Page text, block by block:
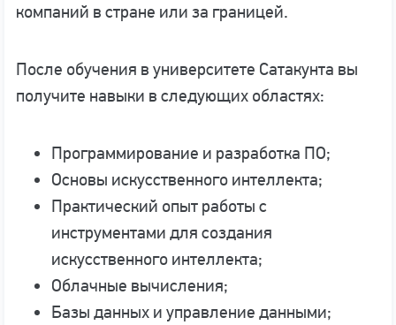
компаний в стране или за границей.
После обучения в университете Сатакунта вы
получите навыки в следующих областях:
Программирование и разработка ПО;
Основы искусственного интеллекта;
Практический опыт работы с
инструментами для создания
искусственного интеллекта;
Облачные вычисления;
Базы данных и управление данными;